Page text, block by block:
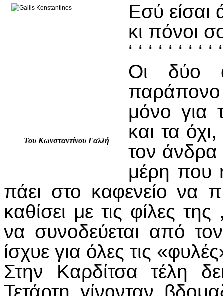
Του Κωνσταντίνου Γαλλή
Εσύ είσαι
κι πόνοι
‘ ‘ ‘ ‘ ‘ ‘ ‘ ‘ ‘ ‘
Οι δύο
μόνο για
και τα
τον άνδρα
μέρη που
πάει στο καφενείο να
καθίσει με τις φίλες
να συνοδεύεται από
ίσχυε για όλες τις
Στην Καρδίτσα τέλη
Τετάρτη γίνονταν